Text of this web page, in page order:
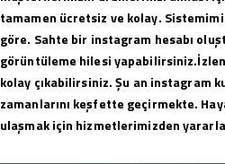
tamamen ücretsiz ve kolay.
göre. Sahte bir instagram hesabı
görüntüleme hilesi
kolay çıkabilirsiniz. Şu an instagram
zamanlarını keşfette geçirmekte.
ulaşmak için hizmetlerimizden